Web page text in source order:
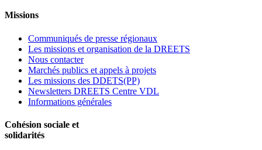
Missions
Communiqués de presse régionaux
Les missions et organisation de la DREETS
Nous contacter
Marchés publics et appels à projets
Les missions des DDETS(PP)
Newsletters DREETS Centre VDL
Informations générales
Cohésion sociale et
solidarités